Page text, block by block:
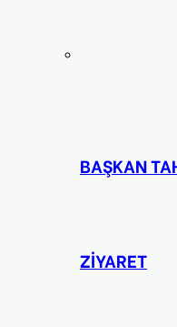
BAŞKAN
ZİYARET